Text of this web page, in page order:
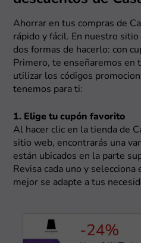
Ahorrar en tus compras de
rápido y fácil. En nuestro
dos formas de hacerlo: con
Primero, te enseñaremos en
utilizar los códigos
tenemos para ti:
1. Elige tu cupón favorito
Al hacer clic en la tienda de
sitio web, encontrarás una
están ubicados en la parte
Revisa cada uno y selecciona
mejor se adapte a tus